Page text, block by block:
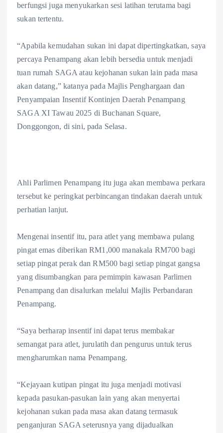
berfungsi juga menyukarkan sesi latihan terutama bagi
sukan tertentu.
“Apabila kemudahan sukan ini dapat dipertingkatkan, saya
percaya Penampang akan lebih bersedia untuk menjadi
tuan rumah SAGA atau kejohanan sukan lain pada masa
akan datang,” katanya pada Majlis Penghargaan dan
Penyampaian Insentif Kontinjen Daerah Penampang
SAGA XI Tawau 2025 di Buchanan Square,
Donggongon, di sini, pada Selasa.
Ahli Parlimen Penampang itu juga akan membawa perkara
tersebut ke peringkat perbincangan tindakan daerah untuk
perhatian lanjut.
Mengenai insentif itu, para atlet yang membawa pulang
pingat emas diberikan RM1,000 manakala RM700 bagi
setiap pingat perak dan RM500 bagi setiap pingat gangsa
yang disumbangkan para pemimpin kawasan Parlimen
Penampang dan disalurkan melalui Majlis Perbandaran
Penampang.
“Saya berharap insentif ini dapat terus membakar
semangat para atlet, jurulatih dan pengurus untuk terus
mengharumkan nama Penampang.
“Kejayaan kutipan pingat itu juga menjadi motivasi
kepada pasukan-pasukan lain yang akan menyertai
kejohanan sukan pada masa akan datang termasuk
penganjuran SAGA seterusnya yang dijadualkan